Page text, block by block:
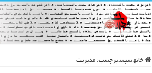
خانه سپس برچسب: مدیریت